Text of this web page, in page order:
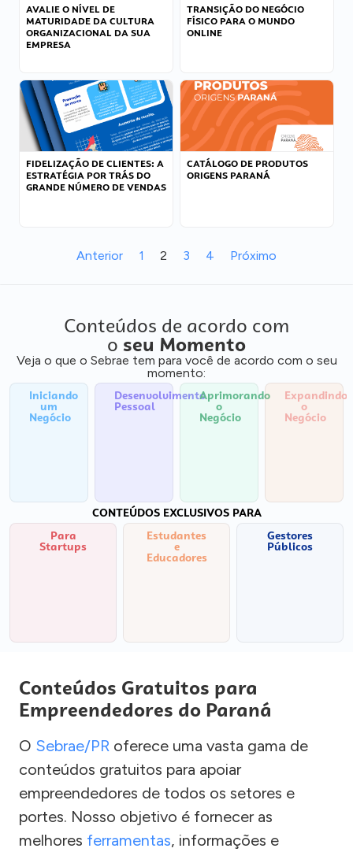
AVALIE O NÍVEL DE
MATURIDADE DA CULTURA
ORGANIZACIONAL DA SUA
EMPRESA
TRANSIÇÃO DO NEGÓCIO
FÍSICO PARA O MUNDO
ONLINE
FIDELIZAÇÃO DE CLIENTES: A
ESTRATÉGIA POR TRÁS DO
GRANDE NÚMERO DE VENDAS
CATÁLOGO DE PRODUTOS
ORIGENS PARANÁ
Anterior 1 2 3 4 Próximo
Conteúdos de acordo com
o seu Momento
Veja o que o Sebrae tem para você de acordo com o seu
momento:
Iniciando
um
Negócio
Desenvolvimento
Pessoal
Aprimorando
o
Negócio
Expandindo
o
Negócio
CONTEÚDOS EXCLUSIVOS PARA
Para
Startups
Estudantes
e
Educadores
Gestores
Públicos
Conteúdos Gratuitos para
Empreendedores do Paraná
O Sebrae/PR oferece uma vasta gama de
conteúdos gratuitos para apoiar
empreendedores de todos os setores e
portes. Nosso objetivo é fornecer as
melhores ferramentas, informações e